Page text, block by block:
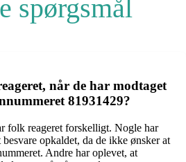
spørgsmål
når de har modtaget
81931429?
folk reageret forskelligt. Nogle har
opkaldet, da de ikke ønsker at
Andre har oplevet, at